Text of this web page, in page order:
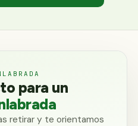
para un
retirar y te orientamos